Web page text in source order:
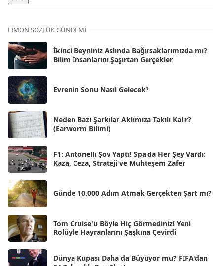
Ara 2025
Kas 2025
Eki 2025
Eyl 2025 [56]
Ağu 2025
Tem 2025
Haz 2025
May 2025 [54]
Nis 2025 [56]
Mar 2025
Şub 2025
Oca 2025
Ara 2024 [25]
Kas 2024
Eki 2024 [46]
LIMON SÖZLÜK GÜNDEMI
İkinci Beyniniz Aslında Bağırsaklarımızda mı?
Bilim İnsanlarını Şaşırtan Gerçekler
Evrenin Sonu Nasıl Gelecek?
Neden Bazı Şarkılar Aklımıza Takılı Kalır?
(Earworm Bilimi)
F1: Antonelli Şov Yaptı! Spa'da Her Şey Vardı:
Kaza, Ceza, Strateji ve Muhteşem Zafer
Günde 10.000 Adım Atmak Gerçekten Şart mı?
Tom Cruise'u Böyle Hiç Görmediniz! Yeni
Rolüyle Hayranlarını Şaşkına Çevirdi
Dünya Kupası Daha da Büyüyor mu? FIFA'dan